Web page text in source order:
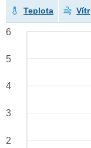
Teplota Vítr
6
5
4
3
2